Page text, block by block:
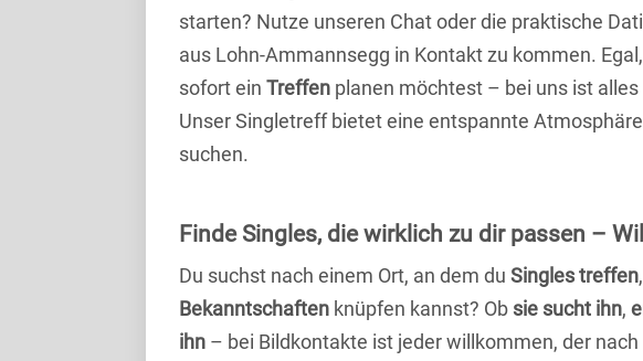
starten? Nutze unseren Chat oder die praktische
aus Lohn-Ammannsegg in Kontakt zu kommen.
sofort ein Treffen planen möchtest – bei uns ist
Unser Singletreff bietet eine entspannte
suchen.
Finde Singles, die wirklich zu dir passen –
Du suchst nach einem Ort, an dem du Singles treffen
Bekanntschaften knüpfen kannst? Ob sie sucht ihn,
ihn – bei Bildkontakte ist jeder willkommen, der